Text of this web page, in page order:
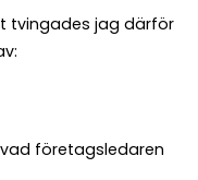
tvingades jag därför
företagsledaren